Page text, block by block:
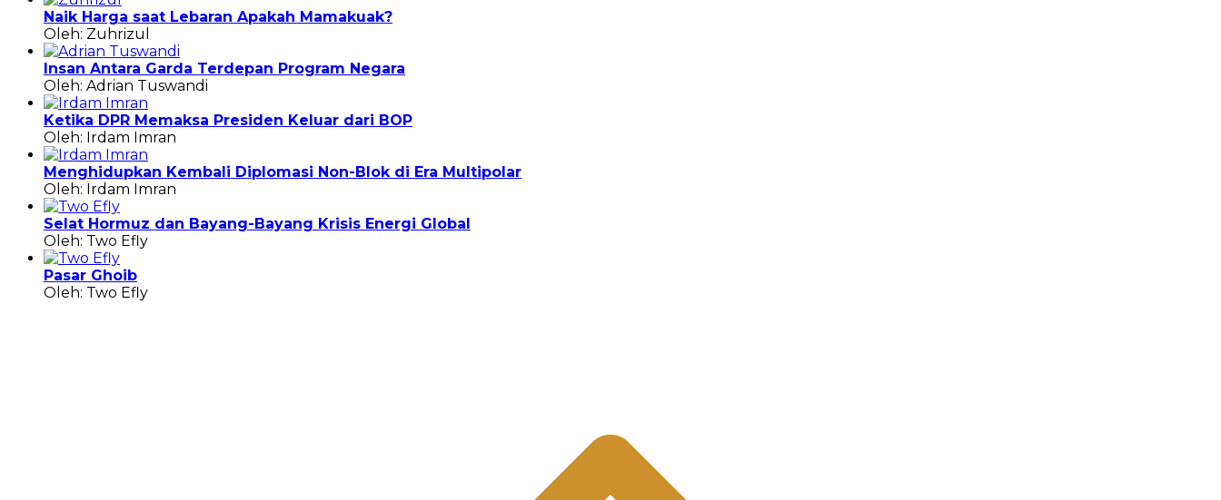
Naik Harga saat Lebaran Apakah Mamakuak?
Oleh: Zuhrizul
Insan Antara Garda Terdepan Program Negara
Oleh: Adrian Tuswandi
Ketika DPR Memaksa Presiden Keluar dari BOP
Oleh: Irdam Imran
Menghidupkan Kembali Diplomasi Non-Blok di Era Multipolar
Oleh: Irdam Imran
Selat Hormuz dan Bayang-Bayang Krisis Energi Global
Oleh: Two Efly
Pasar Ghoib
Oleh: Two Efly